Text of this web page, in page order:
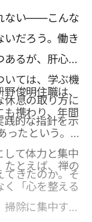
ない——こんな
だろう。働き
るが、肝心の
いては、学ぶ機
休息の取り方に
践的な指針を示
俊明住職は、
携わり、年間
たという。
して体力と集中
てきたのか。そ
たとえば、禅の
「心を整える
除に集中する